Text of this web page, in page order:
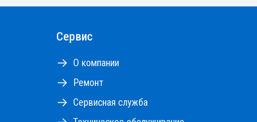
Сервис
О компании
Ремонт
Сервисная служба